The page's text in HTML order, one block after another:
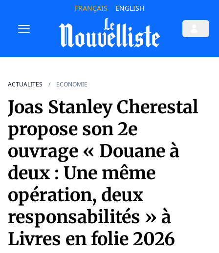
FRANÇAIS ENGLISH
ACTUALITES ECONOMIE
Joas Stanley Cherestal
propose son 2e
ouvrage « Douane à
deux : Une même
opération, deux
responsabilités » à
Livres en folie 2026